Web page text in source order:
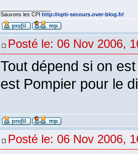
Sauvons les CPI http://opti-secours.over-blog.fr/
Posté le: 06 Nov 2006,
Tout dépend si on
est Pompier pour le
Posté le: 06 Nov 2006,